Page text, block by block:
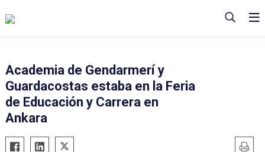
Academia de Gendarmerí y
Guardacostas estaba en la Feria
de Educación y Carrera en
Ankara